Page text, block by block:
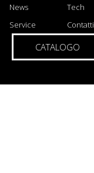
News
Tech
Service
Contatti
CATALOGO